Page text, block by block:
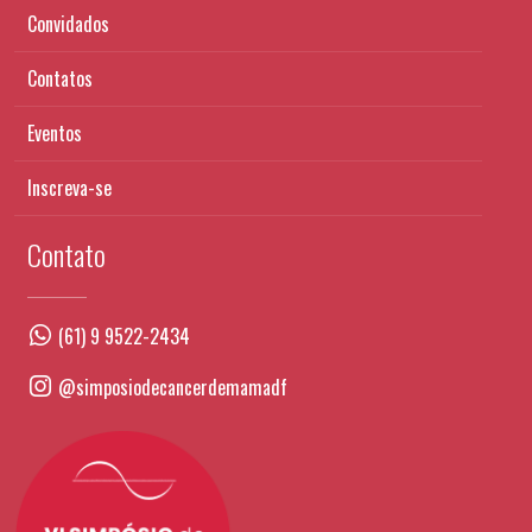
Convidados
Contatos
Eventos
Inscreva-se
Contato
(61) 9 9522-2434
@simposiodecancerdemamadf